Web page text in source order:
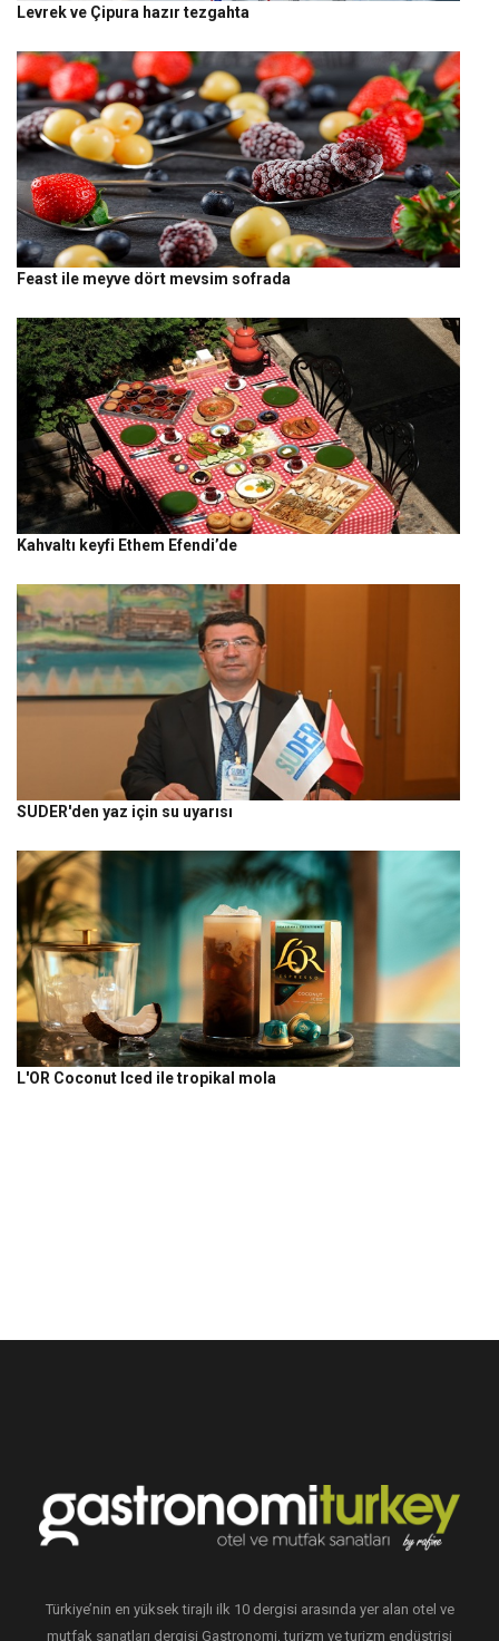
Levrek ve Çipura hazır tezgahta
Feast ile meyve dört mevsim sofrada
Kahvaltı keyfi Ethem Efendi’de
SUDER'den yaz için su uyarısı
L'OR Coconut Iced ile tropikal mola
Türkiye’nin en yüksek tirajlı ilk 10 dergisi arasında yer alan otel ve
mutfak sanatları dergisi Gastronomi, turizm ve turizm endüstrisi